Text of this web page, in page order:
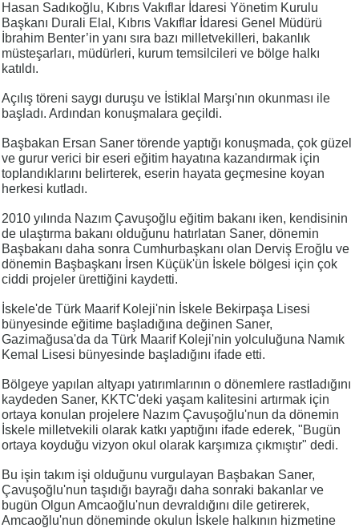
Hasan Sadıkoğlu, Kıbrıs Vakıflar İdaresi Yönetim Kurulu
Başkanı Durali Elal, Kıbrıs Vakıflar İdaresi Genel Müdürü
İbrahim Benter’in yanı sıra bazı milletvekilleri, bakanlık
müsteşarları, müdürleri, kurum temsilcileri ve bölge halkı
katıldı.
Açılış töreni saygı duruşu ve İstiklal Marşı'nın okunması ile
başladı. Ardından konuşmalara geçildi.
Başbakan Ersan Saner törende yaptığı konuşmada, çok güzel
ve gurur verici bir eseri eğitim hayatına kazandırmak için
toplandıklarını belirterek, eserin hayata geçmesine koyan
herkesi kutladı.
2010 yılında Nazım Çavuşoğlu eğitim bakanı iken, kendisinin
de ulaştırma bakanı olduğunu hatırlatan Saner, dönemin
Başbakanı daha sonra Cumhurbaşkanı olan Derviş Eroğlu ve
dönemin Başbaşkanı İrsen Küçük'ün İskele bölgesi için çok
ciddi projeler ürettiğini kaydetti.
İskele'de Türk Maarif Koleji'nin İskele Bekirpaşa Lisesi
bünyesinde eğitime başladığına değinen Saner,
Gazimağusa'da da Türk Maarif Koleji'nin yolculuğuna Namık
Kemal Lisesi bünyesinde başladığını ifade etti.
Bölgeye yapılan altyapı yatırımlarının o dönemlere rastladığını
kaydeden Saner, KKTC'deki yaşam kalitesini artırmak için
ortaya konulan projelere Nazım Çavuşoğlu'nun da dönemin
İskele milletvekili olarak katkı yaptığını ifade ederek, "Bugün
ortaya koyduğu vizyon okul olarak karşımıza çıkmıştır" dedi.
Bu işin takım işi olduğunu vurgulayan Başbakan Saner,
Çavuşoğlu'nun taşıdığı bayrağı daha sonraki bakanlar ve
bugün Olgun Amcaoğlu'nun devraldığını dile getirerek,
Amcaoğlu'nun döneminde okulun İskele halkının hizmetine